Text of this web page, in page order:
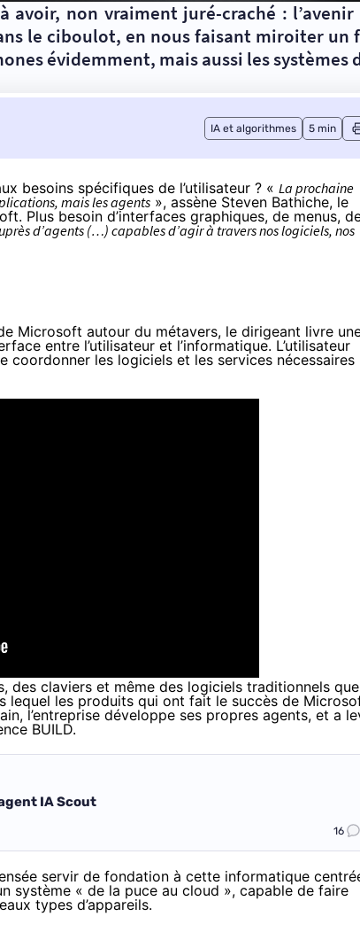
avoir, non vraiment juré-craché :
le ciboulot, en nous faisant miroiter
évidemment, mais aussi les
IA et algorithmes 5 min
besoins spécifiques de l’utilisateur ? « La prochaine
mais les agents », assène Steven Bathiche, le
Plus besoin d’interfaces graphiques, de menus,
d’agents (…) capables d’agir à travers nos logiciels, nos
Microsoft autour du métavers, le dirigeant livre
entre l’utilisateur et l’informatique. L’utilisateur
coordonner les logiciels et les services nécessaires
des claviers et même des logiciels traditionnels que
les produits qui ont fait le succès de
l’entreprise développe ses propres agents, et a
BUILD.
IA Scout
16
servir de fondation à cette informatique
système « de la puce au cloud », capable de faire
types d’appareils.